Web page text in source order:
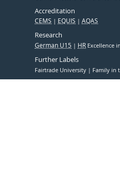
Accreditation
CEMS EQUIS AQAS
Research
German U15 HR Excellence
Further Labels
Fairtrade University Family in